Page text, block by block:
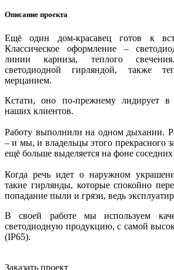
Описание проекта
Ещё один дом-красавец готов к
Классическое оформление –
линии карниза, теплого
светодиодной гирляндой, также
мерцанием.
Кстати, оно по-прежнему лидирует в
наших клиентов.
Работу выполнили на одном дыхании.
– и мы, и владельцы этого прекрасного
ещё больше выделяется на фоне
Когда речь идет о наружном
такие гирлянды, которые спокойно
попадание пыли и грязи, ведь
В своей работе мы используем
светодиодную продукцию, с самой
(IP65).
Заказать проект